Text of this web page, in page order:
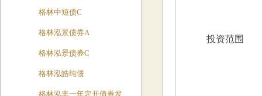
格林中短债C
格林泓景债券A
格林泓景债券C
格林泓皓纯债
格林泓丰一年定开债券发
投资范围